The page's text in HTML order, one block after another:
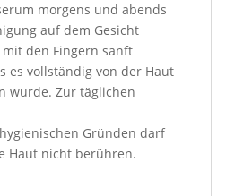
morgens und abends
auf dem Gesicht
den Fingern sanft
es vollständig von der Haut
wurde. Zur täglichen
Gründen darf
Haut nicht berühren.